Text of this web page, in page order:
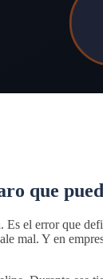
que
el error que
Y en